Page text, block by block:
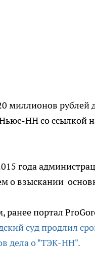
рублей
НН со ссылкой
года
о взыскании
портал
суд продлил
дела о "ТЭК-НН".